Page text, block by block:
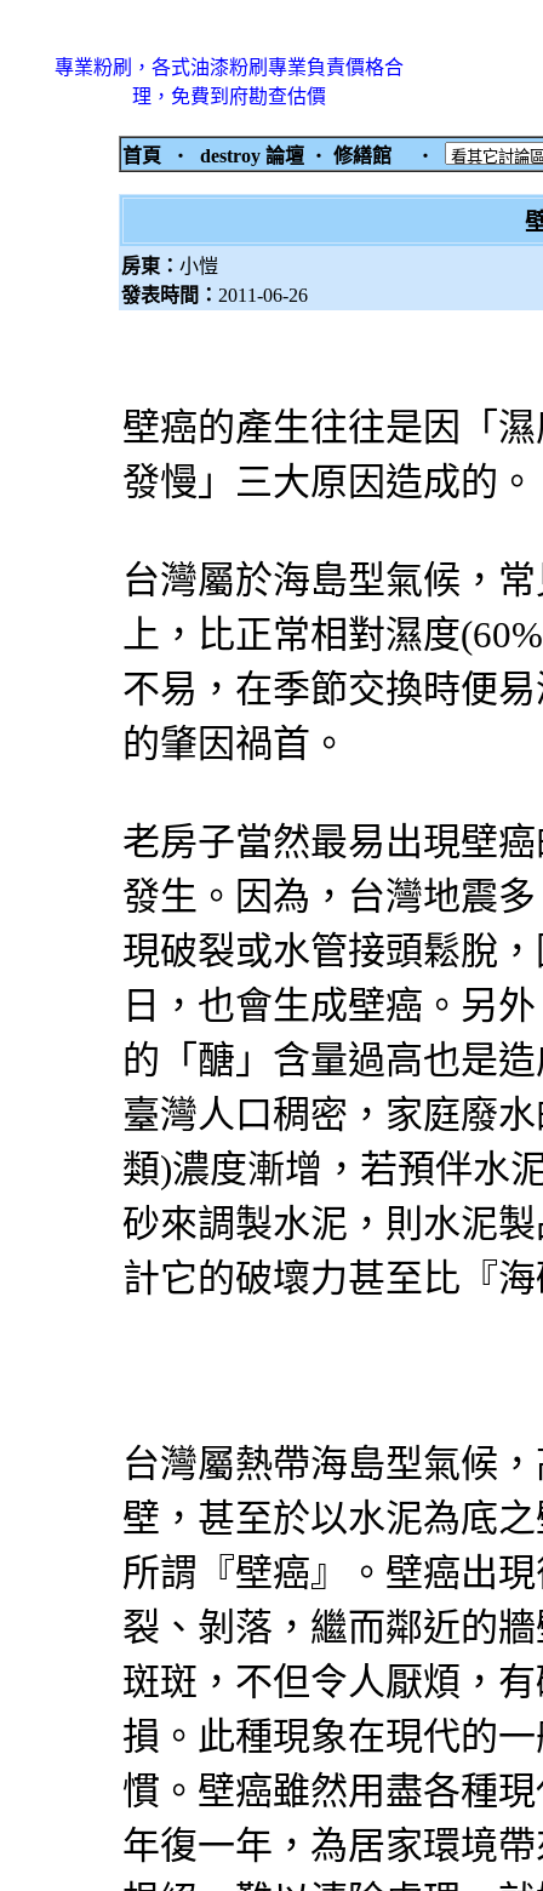
專業粉刷，各式油漆粉刷專業負責價格合
理，免費到府勘查估價
首頁 ‧ destroy 論壇 ‧ 修繕館 ‧
房東： 小愷
發表時間： 2011-06-26
壁癌的產生往往是因「
發慢」三大原因造成的。
台灣屬於海島型氣候，
上，比正常相對濕度
不易，在季節交換時便
的肇因禍首。
老房子當然最易出現壁
發生。因為，台灣地震
現破裂或水管接頭鬆脫
日，也會生成壁癌。另
的「醣」含量過高也是
臺灣人口稠密，家庭廢
類)濃度漸增，若預伴水
砂來調製水泥，則水泥
計它的破壞力甚至比『
台灣屬熱帶海島型氣候
壁，甚至於以水泥為底
所謂『壁癌』。壁癌出
裂、剝落，繼而鄰近的
斑斑，不但令人厭煩，
損。此種現象在現代的
慣。壁癌雖然用盡各種
年復一年，為居家環境